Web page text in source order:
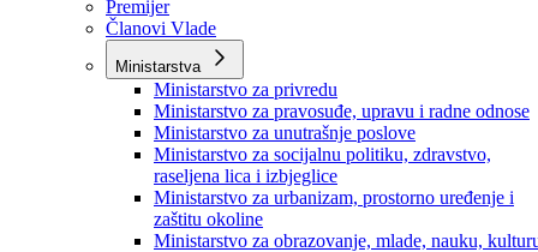
Vlada
Vlada BPK Goražde
Premijer
Članovi Vlade
Ministarstva
Ministarstvo za privredu
Ministarstvo za pravosuđe, upravu i radne odnose
Ministarstvo za unutrašnje poslove
Ministarstvo za socijalnu politiku, zdravstvo,
raseljena lica i izbjeglice